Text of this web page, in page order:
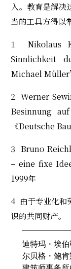
入。教育是解决
当的工具方得以
1 Nikolaus
Sinnlichkeit
Michael
2 Werner
Besinnung
《Deutsche
3 Bruno
– eine fixe
1999年
4 由于专业化和
识的共同财产。
迪特玛・埃
尔贝格・鲍肯